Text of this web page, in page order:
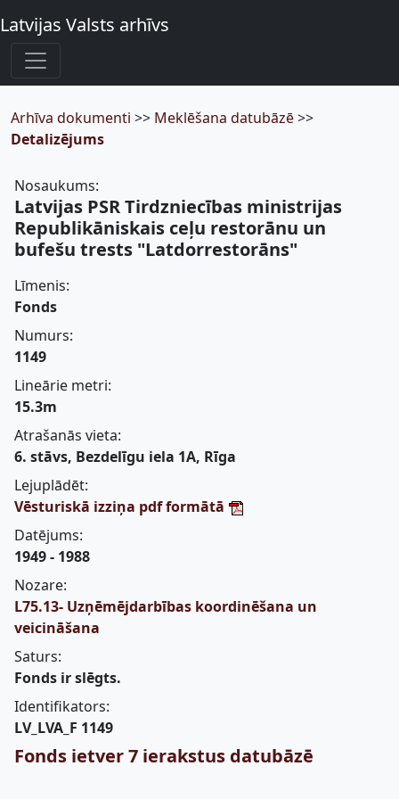
Latvijas Valsts arhīvs
Arhīva dokumenti >> Meklēšana datubāzē>>
Detalizējums
Nosaukums:
Latvijas PSR Tirdzniecības ministrijas
Republikāniskais ceļu restorānu un
bufešu trests "Latdorrestorāns"
Līmenis:
Fonds
Numurs:
1149
Lineārie metri:
15.3m
Atrašanās vieta:
6. stāvs, Bezdelīgu iela 1A, Rīga
Lejuplādēt:
Vēsturiskā izziņa pdf formātā
Datējums:
1949 - 1988
Nozare:
L75.13- Uzņēmējdarbības koordinēšana un
veicināšana
Saturs:
Fonds ir slēgts.
Identifikators:
LV_LVA_F 1149
Fonds ietver 7 ierakstus datubāzē